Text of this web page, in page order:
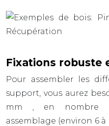
Fixations robuste
Pour assembler les
support, vous aurez
mm , en nombre
assemblage (environ 6